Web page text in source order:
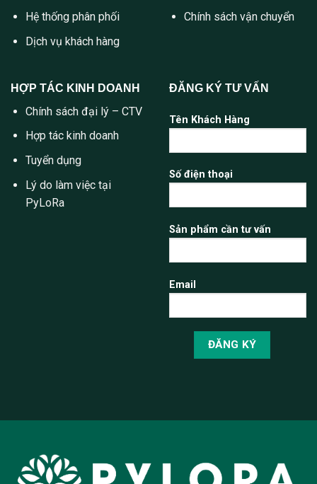
Hệ thống phân phối
Dịch vụ khách hàng
Chính sách vận chuyển
HỢP TÁC KINH DOANH
Chính sách đại lý – CTV
Hợp tác kinh doanh
Tuyển dụng
Lý do làm việc tại
PyLoRa
ĐĂNG KÝ TƯ VẤN
Tên Khách Hàng
Số điện thoại
Sản phẩm cần tư vấn
Email